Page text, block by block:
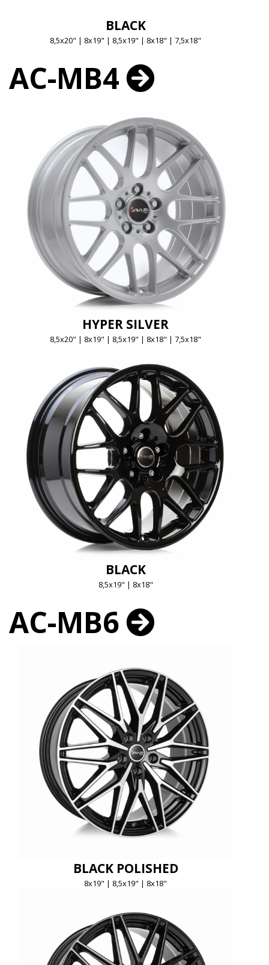
BLACK
8,5x20" | 8x19" | 8,5x19" | 8x18" | 7,5x18"
AC-MB4
HYPER SILVER
8,5x20" | 8x19" | 8,5x19" | 8x18" | 7,5x18"
BLACK
8,5x19" | 8x18"
AC-MB6
BLACK POLISHED
8x19" | 8,5x19" | 8x18"